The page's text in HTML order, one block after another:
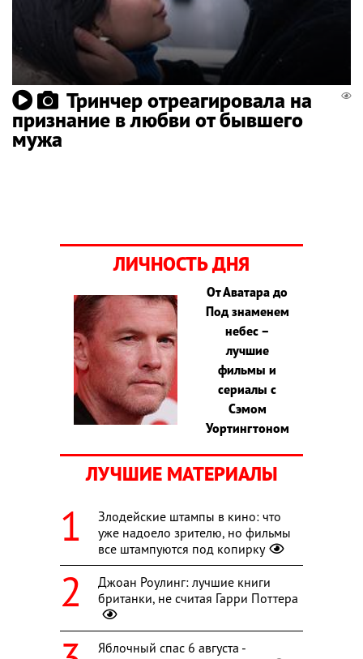
Тринчер отреагировала на
признание в любви от бывшего
мужа
ЛИЧНОСТЬ ДНЯ
От Аватара до
Под знаменем
небес –
лучшие
фильмы и
сериалы с
Сэмом
Уортингтоном
ЛУЧШИЕ МАТЕРИАЛЫ
Злодейские штампы в кино: что
уже надоело зрителю, но фильмы
все штампуются под копирку
Джоан Роулинг: лучшие книги
британки, не считая Гарри Поттера
Яблочный спас 6 августа -